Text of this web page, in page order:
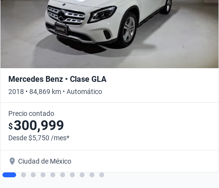
Mercedes Benz • Clase GLA
2018 • 84,869 km • Automático
Precio contado
$300,999
Desde $5,750 /mes*
Ciudad de México